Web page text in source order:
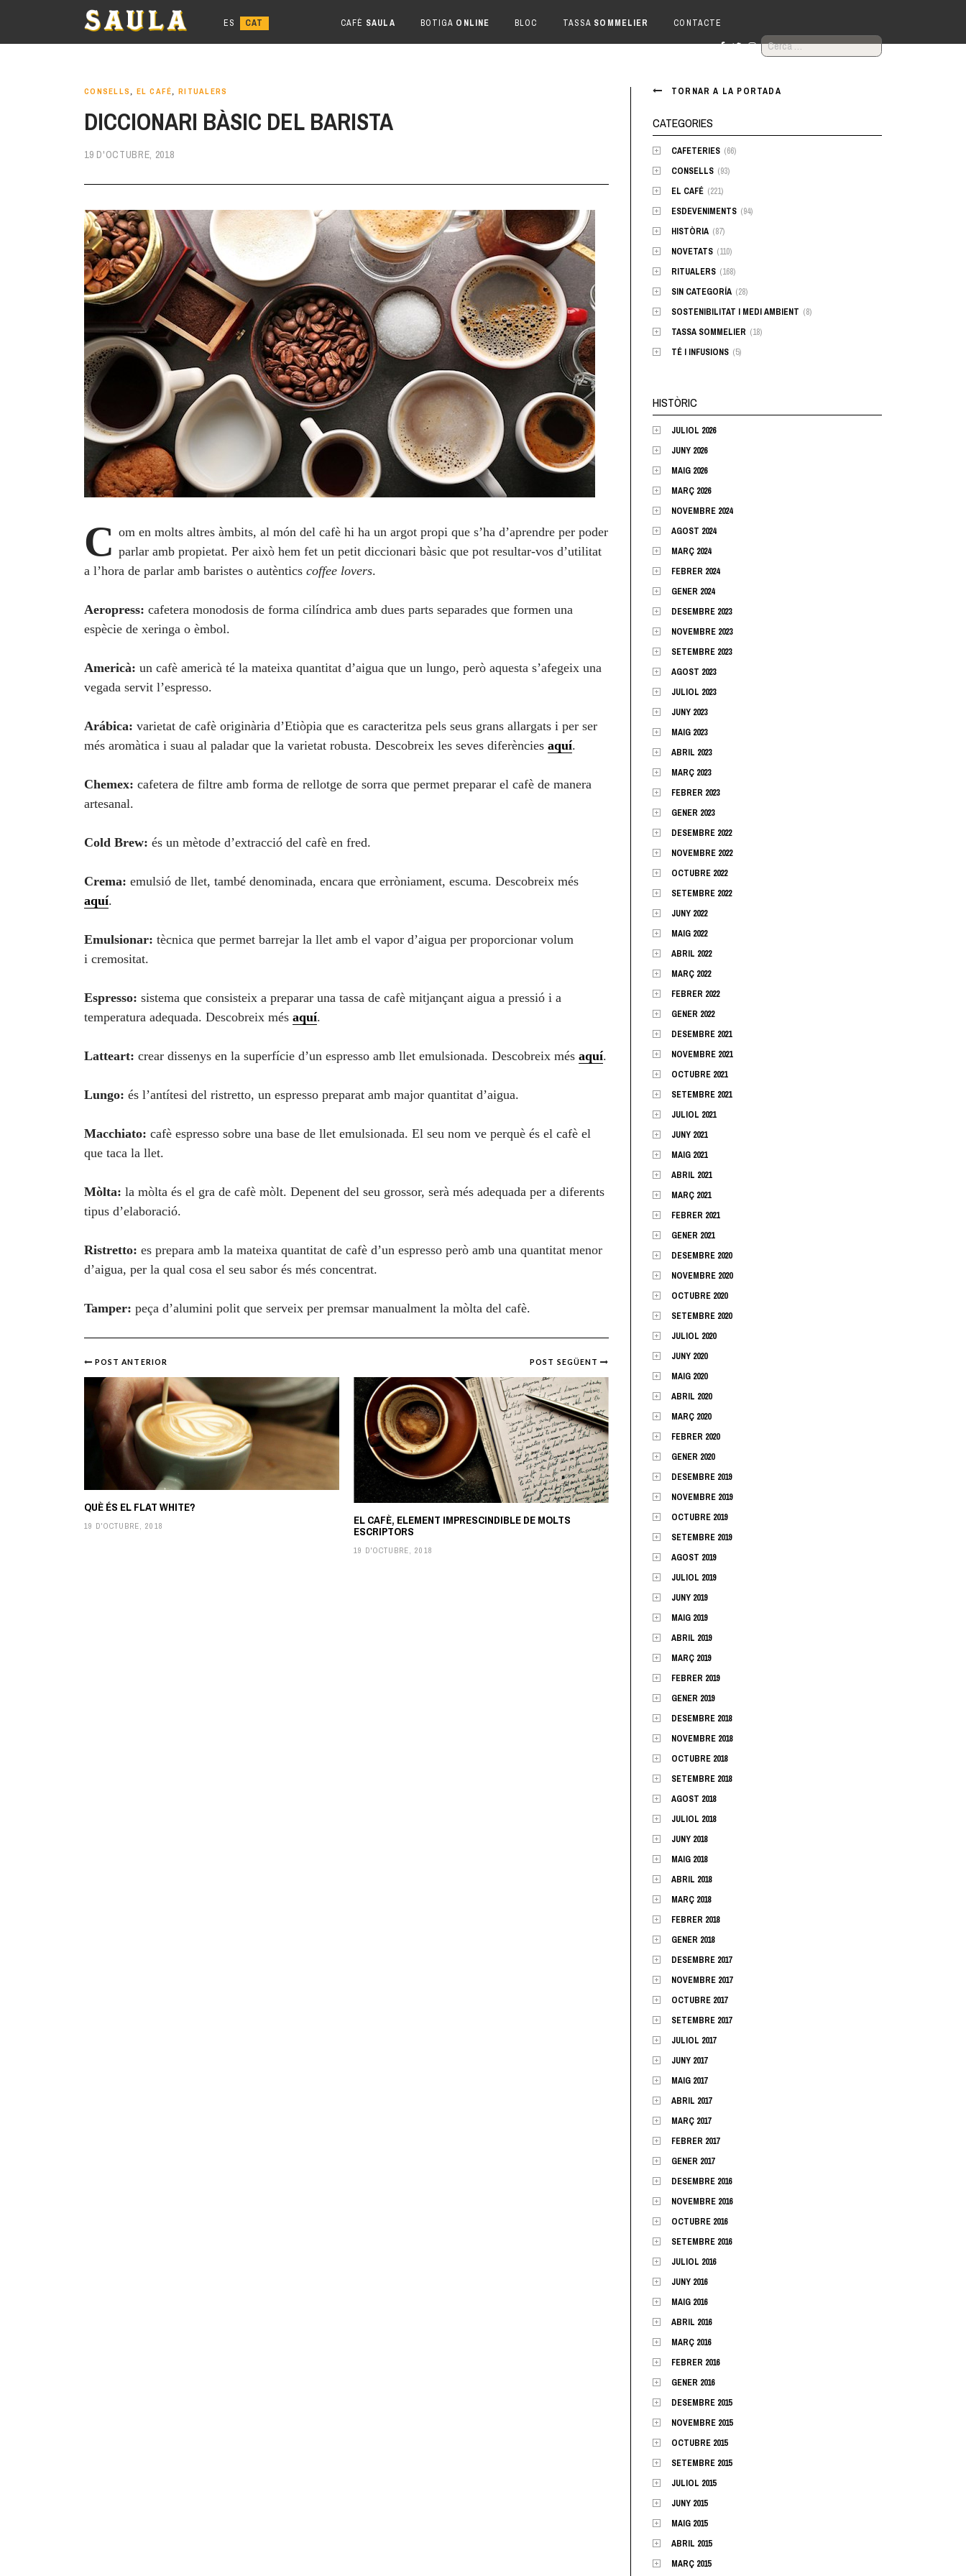
CAFÈ SAULA BOTIGA ONLINE BLOC TASSA SOMMELIER CONTACTE
CERCA:
CONSELLS, EL CAFÉ, RITUALERS
DICCIONARI BÀSIC DEL BARISTA
19 D'OCTUBRE, 2018
C om en molts altres àmbits, al món del cafè hi ha un argot propi que s’ha d’aprendre per poder
parlar amb propietat. Per això hem fet un petit diccionari bàsic que pot resultar-vos d’utilitat
a l’hora de parlar amb baristes o autèntics coffee lovers.
Aeropress: cafetera monodosis de forma cilíndrica amb dues parts separades que formen una
espècie de xeringa o èmbol.
Americà: un cafè americà té la mateixa quantitat d’aigua que un lungo, però aquesta s’afegeix una
vegada servit l’espresso.
Arábica: varietat de cafè originària d’Etiòpia que es caracteritza pels seus grans allargats i per ser
més aromàtica i suau al paladar que la varietat robusta. Descobreix les seves diferències aquí.
Chemex: cafetera de filtre amb forma de rellotge de sorra que permet preparar el cafè de manera
artesanal.
Cold Brew: és un mètode d’extracció del cafè en fred.
Crema: emulsió de llet, també denominada, encara que erròniament, escuma. Descobreix més
aquí.
Emulsionar: tècnica que permet barrejar la llet amb el vapor d’aigua per proporcionar volum
i cremositat.
Espresso: sistema que consisteix a preparar una tassa de cafè mitjançant aigua a pressió i a
temperatura adequada. Descobreix més aquí.
Latteart: crear dissenys en la superfície d’un espresso amb llet emulsionada. Descobreix més aquí.
Lungo: és l’antítesi del ristretto, un espresso preparat amb major quantitat d’aigua.
Macchiato: cafè espresso sobre una base de llet emulsionada. El seu nom ve perquè és el cafè el
que taca la llet.
Mòlta: la mòlta és el gra de cafè mòlt. Depenent del seu grossor, serà més adequada per a diferents
tipus d’elaboració.
Ristretto: es prepara amb la mateixa quantitat de cafè d’un espresso però amb una quantitat menor
d’aigua, per la qual cosa el seu sabor és més concentrat.
Tamper: peça d’alumini polit que serveix per premsar manualment la mòlta del cafè.
Post
navigation
POST SEGÜENT
EL CAFÈ, ELEMENT IMPRESCINDIBLE DE MOLTS
ESCRIPTORS
19 D'OCTUBRE, 2018
POST ANTERIOR
QUÈ ÉS EL FLAT WHITE?
19 D'OCTUBRE, 2018
TORNAR A LA PORTADA
CATEGORIES
CAFETERIES (66)
CONSELLS (93)
EL CAFÉ (221)
ESDEVENIMENTS (94)
HISTÒRIA (87)
NOVETATS (110)
RITUALERS (168)
SIN CATEGORÍA (28)
SOSTENIBILITAT I MEDI AMBIENT (8)
TASSA SOMMELIER (18)
TÉ I INFUSIONS (5)
HISTÒRIC
JULIOL 2026
JUNY 2026
MAIG 2026
MARÇ 2026
NOVEMBRE 2024
AGOST 2024
MARÇ 2024
FEBRER 2024
GENER 2024
DESEMBRE 2023
NOVEMBRE 2023
SETEMBRE 2023
AGOST 2023
JULIOL 2023
JUNY 2023
MAIG 2023
ABRIL 2023
MARÇ 2023
FEBRER 2023
GENER 2023
DESEMBRE 2022
NOVEMBRE 2022
OCTUBRE 2022
SETEMBRE 2022
JUNY 2022
MAIG 2022
ABRIL 2022
MARÇ 2022
FEBRER 2022
GENER 2022
DESEMBRE 2021
NOVEMBRE 2021
OCTUBRE 2021
SETEMBRE 2021
JULIOL 2021
JUNY 2021
MAIG 2021
ABRIL 2021
MARÇ 2021
FEBRER 2021
GENER 2021
DESEMBRE 2020
NOVEMBRE 2020
OCTUBRE 2020
SETEMBRE 2020
JULIOL 2020
JUNY 2020
MAIG 2020
ABRIL 2020
MARÇ 2020
FEBRER 2020
GENER 2020
DESEMBRE 2019
NOVEMBRE 2019
OCTUBRE 2019
SETEMBRE 2019
AGOST 2019
JULIOL 2019
JUNY 2019
MAIG 2019
ABRIL 2019
MARÇ 2019
FEBRER 2019
GENER 2019
DESEMBRE 2018
NOVEMBRE 2018
OCTUBRE 2018
SETEMBRE 2018
AGOST 2018
JULIOL 2018
JUNY 2018
MAIG 2018
ABRIL 2018
MARÇ 2018
FEBRER 2018
GENER 2018
DESEMBRE 2017
NOVEMBRE 2017
OCTUBRE 2017
SETEMBRE 2017
JULIOL 2017
JUNY 2017
MAIG 2017
ABRIL 2017
MARÇ 2017
FEBRER 2017
GENER 2017
DESEMBRE 2016
NOVEMBRE 2016
OCTUBRE 2016
SETEMBRE 2016
JULIOL 2016
JUNY 2016
MAIG 2016
ABRIL 2016
MARÇ 2016
FEBRER 2016
GENER 2016
DESEMBRE 2015
NOVEMBRE 2015
OCTUBRE 2015
SETEMBRE 2015
JULIOL 2015
JUNY 2015
MAIG 2015
ABRIL 2015
MARÇ 2015